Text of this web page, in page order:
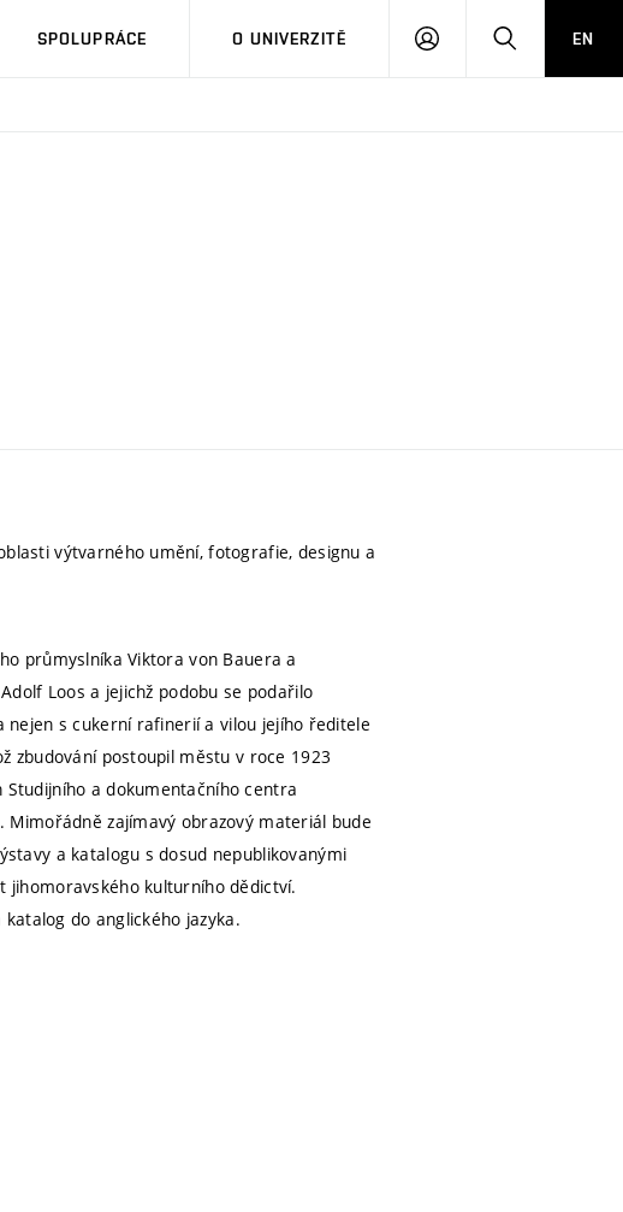
SPOLUPRÁCE O UNIVERZITĚ
PŘIHLÁSIT HLEDATEN
výtvarného umění, fotografie, designu a
průmyslníka Viktora von Bauera a
Loos a jejichž podobu se podařilo
s cukerní rafinerií a vilou jejího ředitele
zbudování postoupil městu v roce 1923
a dokumentačního centra
zajímavý obrazový materiál bude
a katalogu s dosud nepublikovanými
jihomoravského kulturního dědictví.
do anglického jazyka.